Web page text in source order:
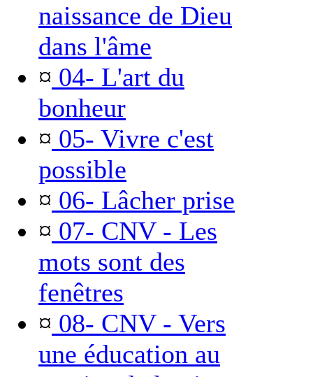
naissance de Dieu
dans l'âme
¤ 04- L'art du
bonheur
¤ 05- Vivre c'est
possible
¤ 06- Lâcher prise
¤ 07- CNV - Les
mots sont des
fenêtres
¤ 08- CNV - Vers
une éducation au